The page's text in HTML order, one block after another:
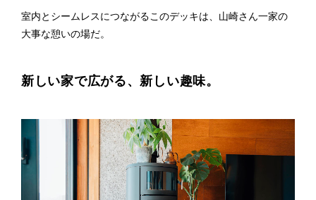
室内とシームレスにつながるこのデッキは、山崎さん一家の
大事な憩いの場だ。
新しい家で広がる、新しい趣味。